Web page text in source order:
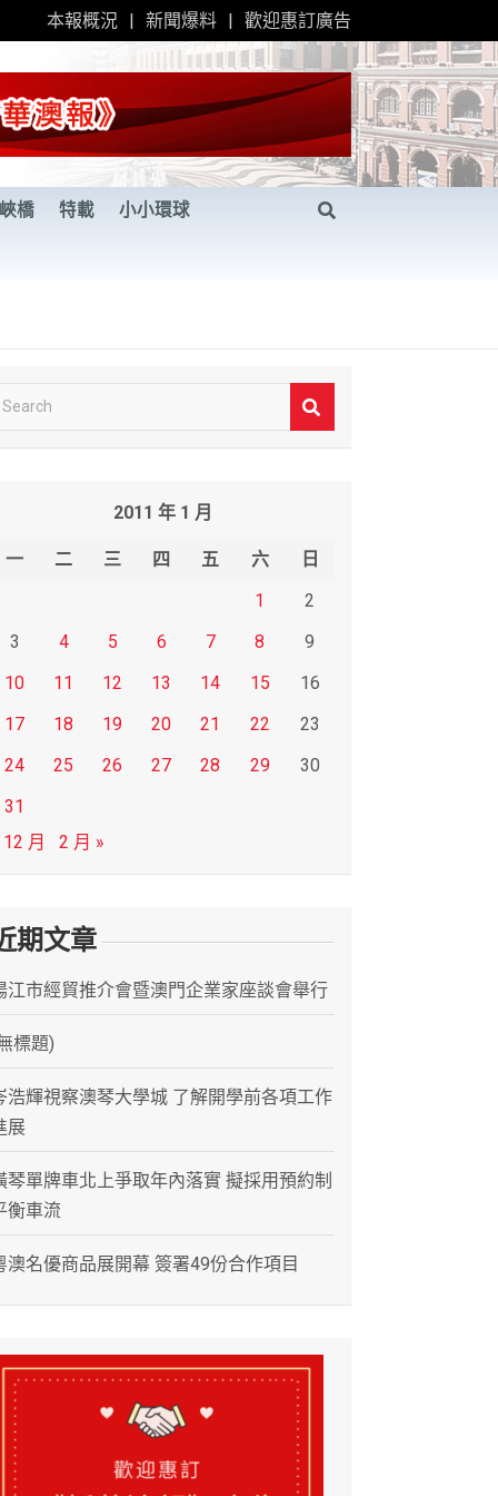
本報概況 新聞爆料 歡迎惠訂廣告
橋 特載 小小環球
2011 年 1 月
一 二 三 四 五 六
日
1
2
3
4 5 6 7 8
9
10
11 12 13 14 15
16
17
18 19 20 21 22
23
24
25 26 27 28 29
30
31
月
2 月 »
期文章
江市經貿推介會暨澳門企業家座談會舉行
標題)
浩輝視察澳琴大學城 了解開學前各項工作
展
琴單牌車北上爭取年內落實 擬採用預約制
衡車流
澳名優商品展開幕 簽署49份合作項目